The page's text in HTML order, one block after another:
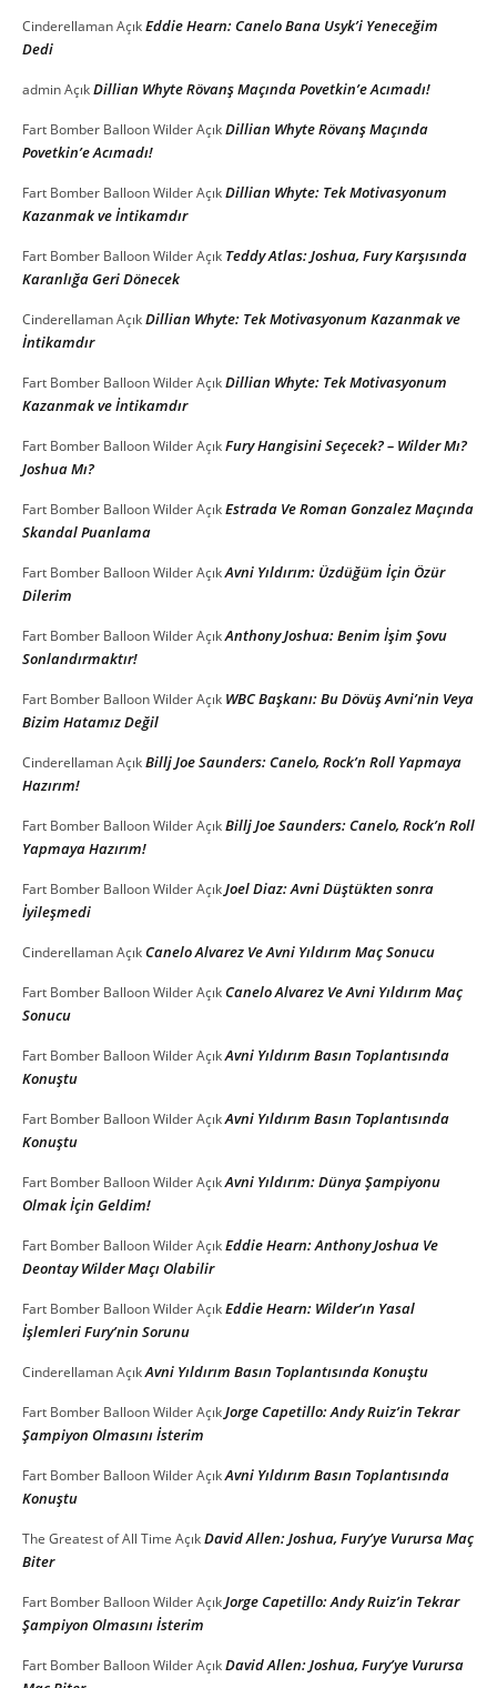
CinderellamanAçıkEddie Hearn: Canelo Bana Usyk’i Yeneceğim
Dedi
adminAçıkDillian Whyte Rövanş Maçında Povetkin’e Acımadı!
Fart Bomber Balloon WilderAçıkDillian Whyte Rövanş Maçında
Povetkin’e Acımadı!
Fart Bomber Balloon WilderAçıkDillian Whyte: Tek Motivasyonum
Kazanmak ve İntikamdır
Fart Bomber Balloon WilderAçık Teddy Atlas: Joshua, Fury Karşısında
Karanlığa Geri Dönecek
CinderellamanAçıkDillian Whyte: Tek Motivasyonum Kazanmak ve
İntikamdır
Fart Bomber Balloon WilderAçıkDillian Whyte: Tek Motivasyonum
Kazanmak ve İntikamdır
Fart Bomber Balloon WilderAçıkFury Hangisini Seçecek? – Wilder Mı?
Joshua Mı?
Fart Bomber Balloon WilderAçıkEstrada Ve Roman Gonzalez Maçında
Skandal Puanlama
Fart Bomber Balloon WilderAçıkAvni Yıldırım: Üzdüğüm İçin Özür
Dilerim
Fart Bomber Balloon WilderAçıkAnthony Joshua: Benim İşim Şovu
Sonlandırmaktır!
Fart Bomber Balloon WilderAçık WBC Başkanı: Bu Dövüş Avni’nin Veya
Bizim Hatamız Değil
CinderellamanAçıkBillj Joe Saunders: Canelo, Rock’n Roll Yapmaya
Hazırım!
Fart Bomber Balloon WilderAçıkBillj Joe Saunders: Canelo, Rock’n Roll
Yapmaya Hazırım!
Fart Bomber Balloon WilderAçıkJoel Diaz: Avni Düştükten sonra
İyileşmedi
CinderellamanAçıkCanelo Alvarez Ve Avni Yıldırım Maç Sonucu
Fart Bomber Balloon WilderAçıkCanelo Alvarez Ve Avni Yıldırım Maç
Sonucu
Fart Bomber Balloon WilderAçıkAvni Yıldırım Basın Toplantısında
Konuştu
Fart Bomber Balloon WilderAçıkAvni Yıldırım Basın Toplantısında
Konuştu
Fart Bomber Balloon WilderAçıkAvni Yıldırım: Dünya Şampiyonu
Olmak İçin Geldim!
Fart Bomber Balloon WilderAçıkEddie Hearn: Anthony Joshua Ve
Deontay Wilder Maçı Olabilir
Fart Bomber Balloon WilderAçıkEddie Hearn: Wilder’ın Yasal
İşlemleri Fury’nin Sorunu
CinderellamanAçıkAvni Yıldırım Basın Toplantısında Konuştu
Fart Bomber Balloon WilderAçıkJorge Capetillo: Andy Ruiz’in Tekrar
Şampiyon Olmasını İsterim
Fart Bomber Balloon WilderAçıkAvni Yıldırım Basın Toplantısında
Konuştu
The Greatest of All Time AçıkDavid Allen: Joshua, Fury’ye Vurursa Maç
Biter
Fart Bomber Balloon WilderAçıkJorge Capetillo: Andy Ruiz’in Tekrar
Şampiyon Olmasını İsterim
Fart Bomber Balloon WilderAçıkDavid Allen: Joshua, Fury’ye Vurursa